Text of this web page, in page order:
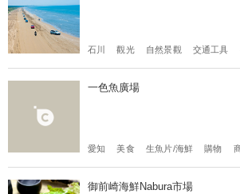
石川 觀光 自然景觀 交通工具
一色魚廣場
愛知 美食 生魚片/海鮮 購物
御前崎海鮮Nabura市場